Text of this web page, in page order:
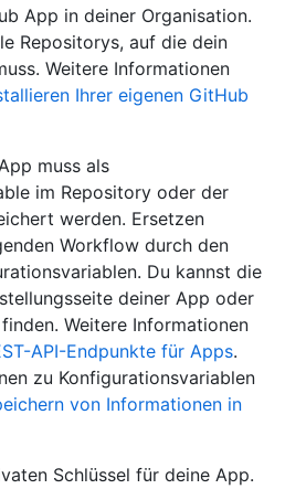
App in deiner Organisation.
Repositorys, auf die dein
Weitere Informationen
Ihrer eigenen GitHub
muss als
im Repository oder der
werden. Ersetzen
Workflow durch den
Du kannst die
deiner App oder
Weitere Informationen
API-Endpunkte für Apps.
zu Konfigurationsvariablen
von Informationen in
Schlüssel für deine App.